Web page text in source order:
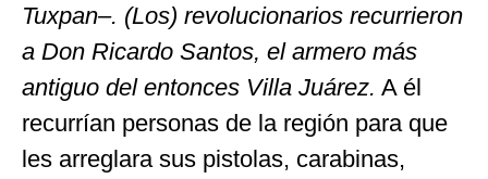
Tuxpan–. (Los) revolucionarios recurrieron
a Don Ricardo Santos, el armero más
antiguo del entonces Villa Juárez. A él
recurrían personas de la región para que
les arreglara sus pistolas, carabinas,